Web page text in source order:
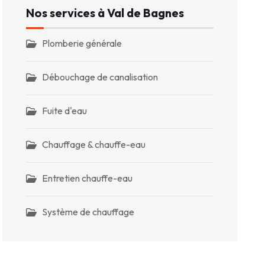
Nos services à Val de Bagnes
Plomberie générale
Débouchage de canalisation
Fuite d'eau
Chauffage & chauffe-eau
Entretien chauffe-eau
Système de chauffage